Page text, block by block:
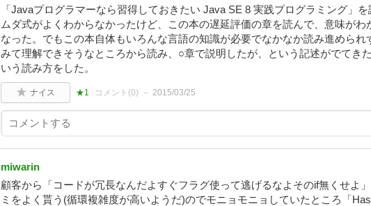
「Javaプログラマーなら習得しておきたい Java SE 8 実践プログラミング」を
ムダ式がよくわからなかったけど、この本の遅延評価の章を読んで、意味がわ
なった。でもこの本自体もいろんな言語の知識が必要でなかなか読み進められ
みて理解できそうなところから読み、○章で説明したが、という記述がでてき
いう読み方をした。
ナイス ★1 コメント(0) 2015/03/25
miwarin
顧客から「コードが冗長なんだよすぐフラグ使って逃げるなよそのif無くせよ
ミをよく貰う(循環複雑度が高いようだ)のでモニョモニョしていたところ「